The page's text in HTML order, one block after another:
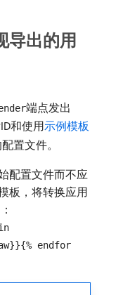
导出的用
端点发出
和使用示例模板
置文件。
配置文件而不应
板，将转换应用
endfor